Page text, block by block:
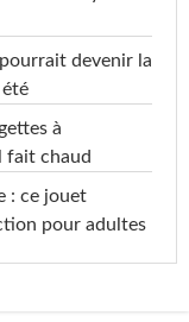
devenir la
à
fait chaud
: ce jouet
pour adultes